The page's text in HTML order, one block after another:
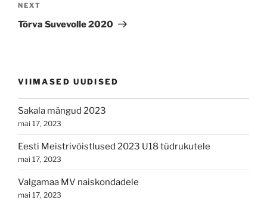
Next
Post
NEXT
Tõrva Suvevolle 2020
VIIMASED UUDISED
Sakala mängud 2023
mai 17, 2023
Eesti Meistrivõistlused 2023 U18 tüdrukutele
mai 17, 2023
Valgamaa MV naiskondadele
mai 17, 2023